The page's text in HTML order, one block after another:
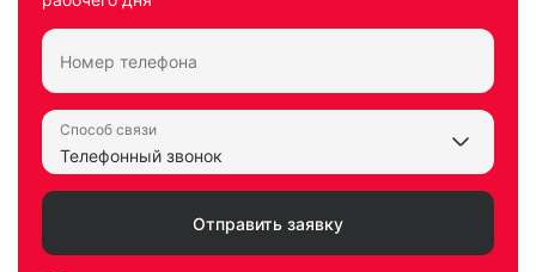
Способ связи